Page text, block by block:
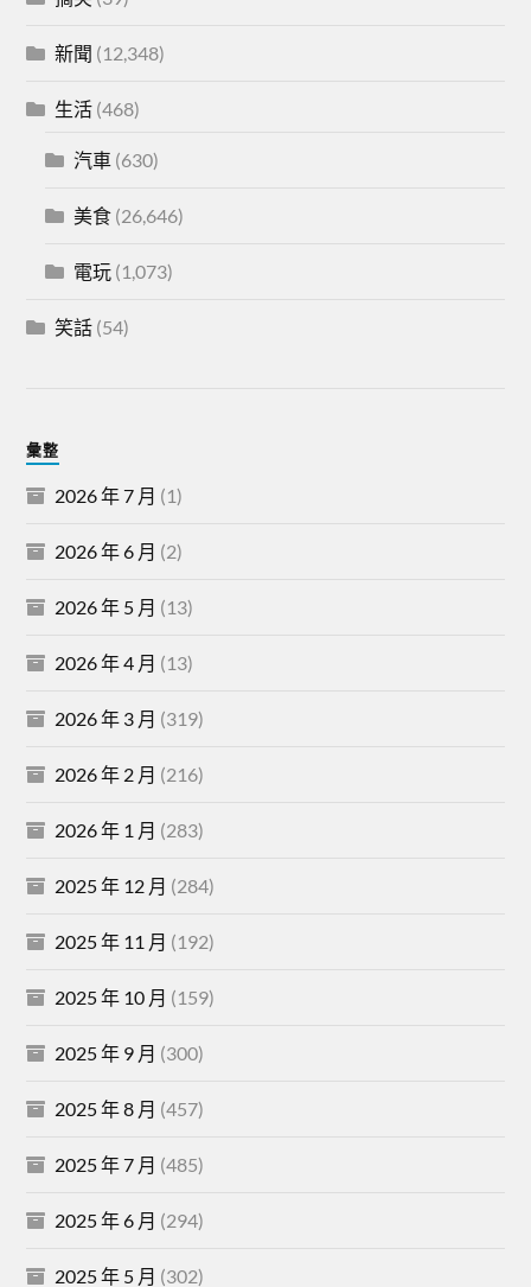
新聞 (12,348)
生活 (468)
汽車 (630)
美食 (26,646)
電玩 (1,073)
笑話 (54)
彙整
2026 年 7 月 (1)
2026 年 6 月 (2)
2026 年 5 月 (13)
2026 年 4 月 (13)
2026 年 3 月 (319)
2026 年 2 月 (216)
2026 年 1 月 (283)
2025 年 12 月 (284)
2025 年 11 月 (192)
2025 年 10 月 (159)
2025 年 9 月 (300)
2025 年 8 月 (457)
2025 年 7 月 (485)
2025 年 6 月 (294)
2025 年 5 月 (302)